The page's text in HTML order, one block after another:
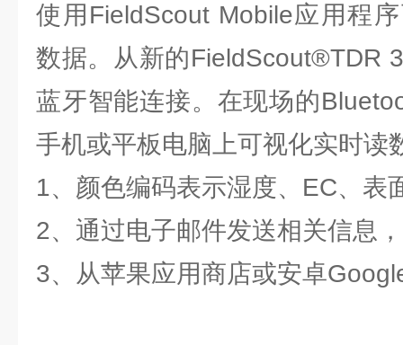
使用FieldScout Mobile应用程
数据。从新的FieldScout®TDR
蓝牙智能连接。在现场的
手机或平板电脑上可视化实时读
1、颜色编码表示湿度、EC、表
2、通过电子邮件发送相关信息
3、从苹果应用商店或安卓